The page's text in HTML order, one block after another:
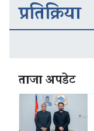
प्रतिक्रिया
ताजा अपडेट